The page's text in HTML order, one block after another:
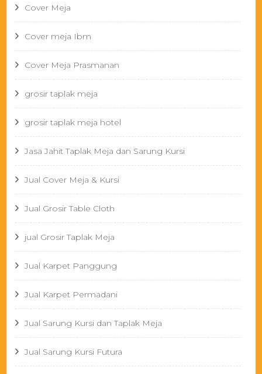
Cover Meja
Cover meja Ibm
Cover Meja Prasmanan
grosir taplak meja
grosir taplak meja hotel
Jasa Jahit Taplak Meja dan Sarung Kursi
Jual Cover Meja & Kursi
Jual Grosir Table Cloth
jual Grosir Taplak Meja
Jual Karpet Panggung
Jual Karpet Permadani
Jual Sarung Kursi dan Taplak Meja
Jual Sarung Kursi Futura